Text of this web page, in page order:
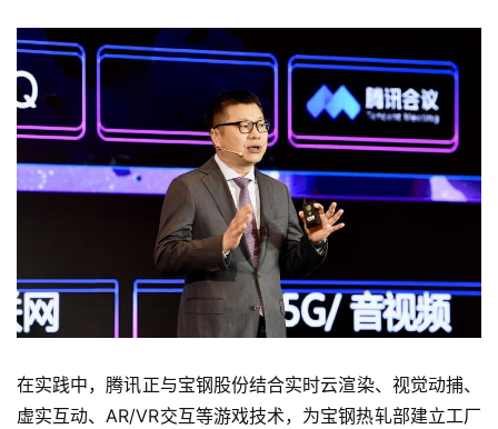
在实践中，腾讯正与宝钢股份结合实时云渲染、视觉动捕、
虚实互动、AR/VR交互等游戏技术，为宝钢热轧部建立工厂